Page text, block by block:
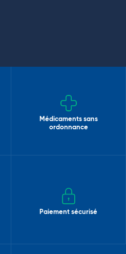
Médicaments sans
ordonnance
Paiement sécurisé